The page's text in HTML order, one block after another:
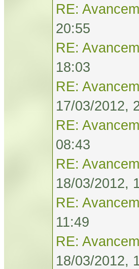
RE:
20:55
RE:
18:03
RE:
17/03/2012,
RE:
08:43
RE:
18/03/2012,
RE:
11:49
RE:
18/03/2012,